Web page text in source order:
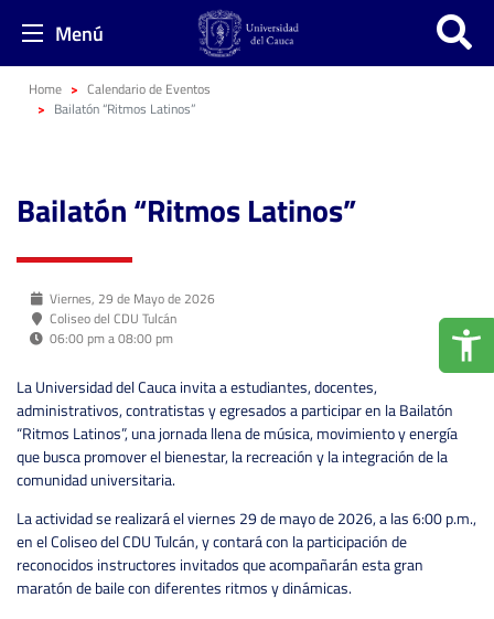
Menú
Home
Calendario de Eventos
Bailatón “Ritmos Latinos”
Bailatón “Ritmos Latinos”
Viernes, 29 de Mayo de 2026
Coliseo del CDU Tulcán
06:00 pm a 08:00 pm
La Universidad del Cauca invita a estudiantes, docentes,
administrativos, contratistas y egresados a participar en la Bailatón
“Ritmos Latinos”, una jornada llena de música, movimiento y energía
que busca promover el bienestar, la recreación y la integración de la
comunidad universitaria.
La actividad se realizará el viernes 29 de mayo de 2026, a las 6:00 p.m.,
en el Coliseo del CDU Tulcán, y contará con la participación de
reconocidos instructores invitados que acompañarán esta gran
maratón de baile con diferentes ritmos y dinámicas.